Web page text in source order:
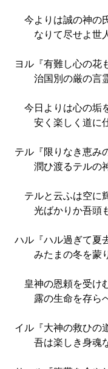
今よりは誠の神の
なりて尽せよ世人
ヨル『有難し心の花
治国別の厳の言霊
今日よりは心の垢
安く楽しく道に仕
テル『限りなき恵み
潤ひ渡るテルの神
テルと云ふは空に
光ばかりか吾頭も
ハル『ハル過ぎて夏
みたまの冬を蒙り
皇神の恩頼を受け
露の生命を存らへ
イル『大神の救ひの
吾は楽しき身魂な